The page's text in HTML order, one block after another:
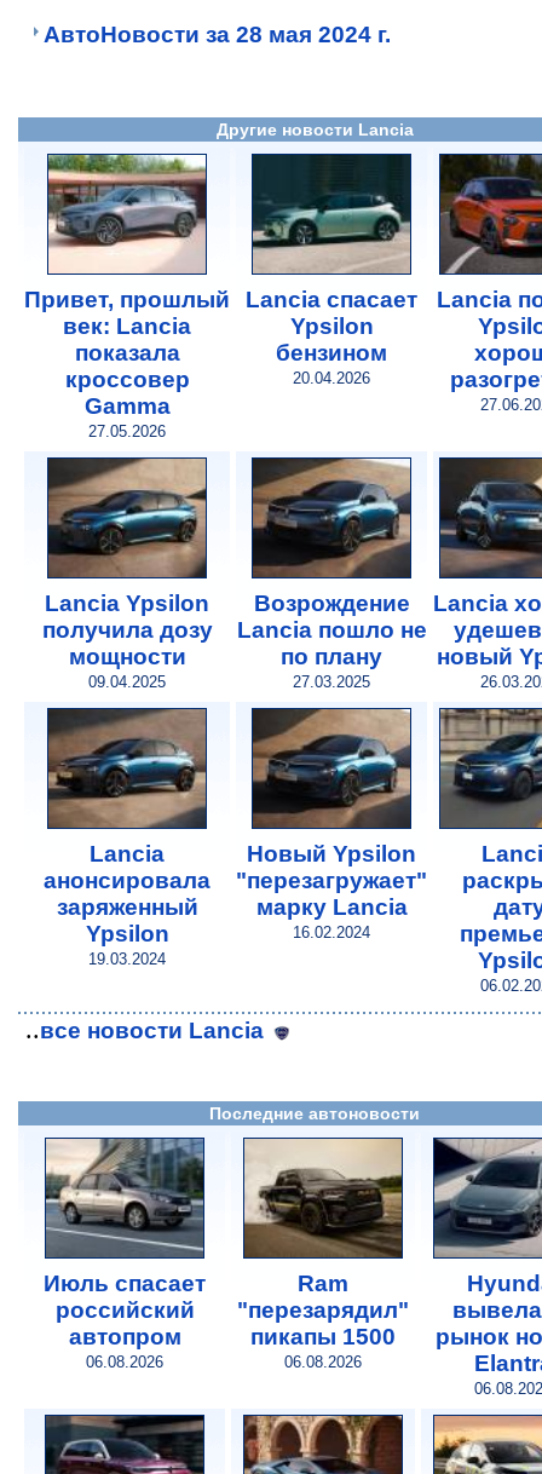
АвтоНовости за 28 мая 2024 г.
Другие новости Lancia
Привет, прошлый
век: Lancia
показала
кроссовер
Gamma
27.05.2026
Lancia спасает
Ypsilon
бензином
20.04.2026
Lancia
Lancia Ypsilon
получила дозу
мощности
09.04.2025
Возрождение
Lancia пошло не
по плану
27.03.2025
Lancia
новый
Lancia
анонсировала
заряженный
Ypsilon
19.03.2024
Новый Ypsilon
"перезагружает"
марку Lancia
16.02.2024
..все новости Lancia
Последние автоновости
Июль спасает
российский
автопром
06.08.2026
Ram
"перезарядил"
пикапы 1500
06.08.2026
рынок